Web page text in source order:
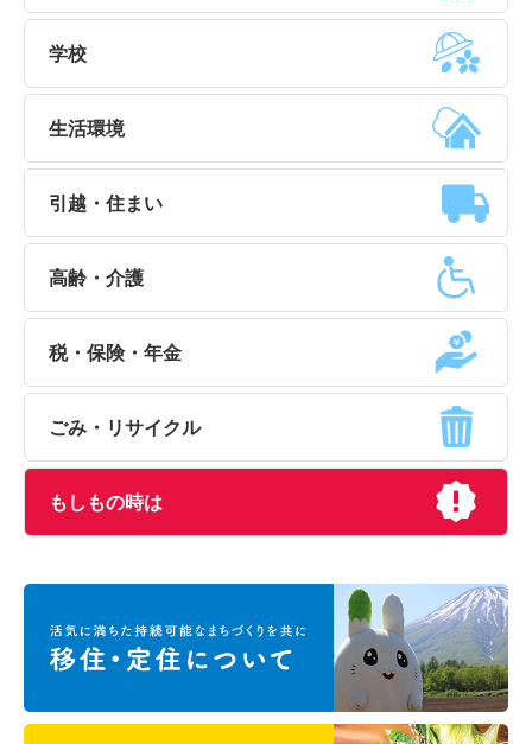
学校
生活環境
引越・住まい
高齢・介護
税・保険・年金
ごみ・リサイクル
もしもの時は